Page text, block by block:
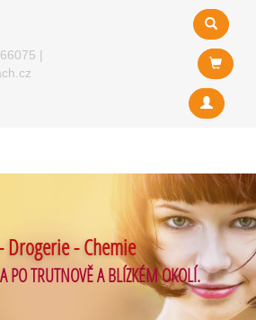
|
Drogerie - Chemie
PO TRUTNOVĚ A BLÍZKÉM OKOLÍ.